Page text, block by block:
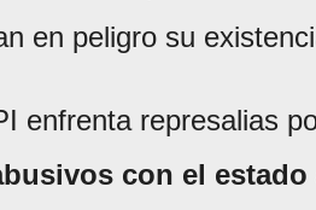
en peligro su
enfrenta represalias
con el